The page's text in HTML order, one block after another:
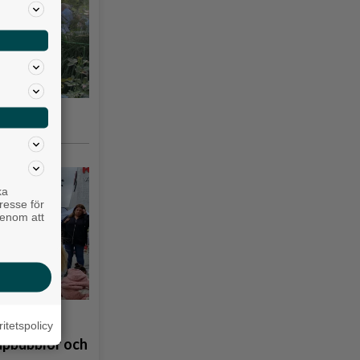
nationalsång under hissandet av svenska flaggan.
10-17
och
för
att